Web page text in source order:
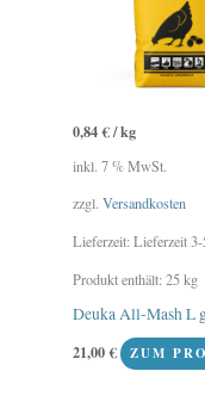
0,84€/kg
inkl. 7 % MwSt.
zzgl.Versandkosten
Lieferzeit:Lieferzeit 3-
Produkt enthält: 25kg
Deuka All-Mash L
21,00€ ZUM